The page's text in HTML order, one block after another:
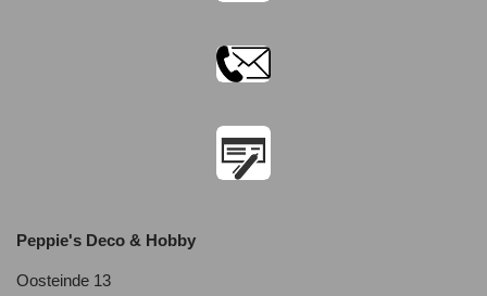
Peppie's Deco & Hobby
Oosteinde 13